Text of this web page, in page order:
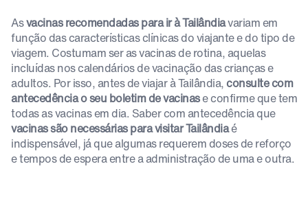
Asvacinas recomendadas para ir à Tailândiavariam em
função das características clínicas do viajante e do tipo de
viagem. Costumam ser as vacinas de rotina, aquelas
incluídas nos calendários de vacinação das crianças e
adultos. Por isso, antes de viajar à Tailândia,consulte com
antecedência o seu boletim de vacinase confirme que tem
todas as vacinas em dia. Saber com antecedência que
vacinas são necessárias para visitar Tailândiaé
indispensável, já que algumas requerem doses de reforço
e tempos de espera entre a administração de uma e outra.